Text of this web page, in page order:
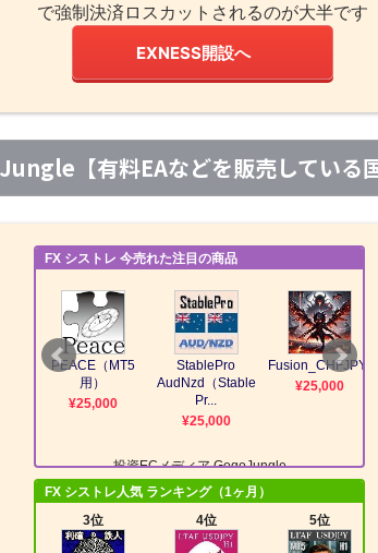
で強制決済ロスカットされるのが大半です
EXNESS開設へ
【有料EAなどを販売している